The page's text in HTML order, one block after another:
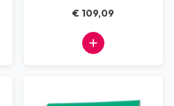
€ 109,09